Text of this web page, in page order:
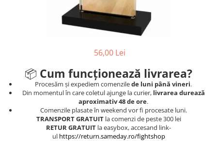
56,00 Lei
📦 Cum funcționează livrarea?
Procesăm și expediem comenzilede luni până vineri.
Din momentul în care coletul ajunge la curier, livrarea durează
aproximativ 48 de ore.
Comenzile plasate în weekend vor fi procesate luni.
TRANSPORT GRATUITla comenzi de peste 300 lei
RETUR GRATUIT la easybox, accesand link-
ul https://return.sameday.ro/fightshop